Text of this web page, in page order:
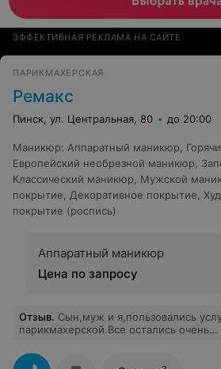
ЭФФЕКТИВНАЯ РЕКЛАМА НА САЙТЕ
ПАРИКМАХЕРСКАЯ
Ремакс
Пинск, ул. Центральная, 80 до 20:00
Маникюр: Аппаратный маникюр,
Европейский необрезной маникюр,
Классический маникюр, Мужской
покрытие, Декоративное покрытие,
покрытие (роспись)
Аппаратный маникюр
Цена по запросу
Отзыв. Сын,муж и я,пользовались
парикмахерской.Все остались очень
уровне.Внимательные и